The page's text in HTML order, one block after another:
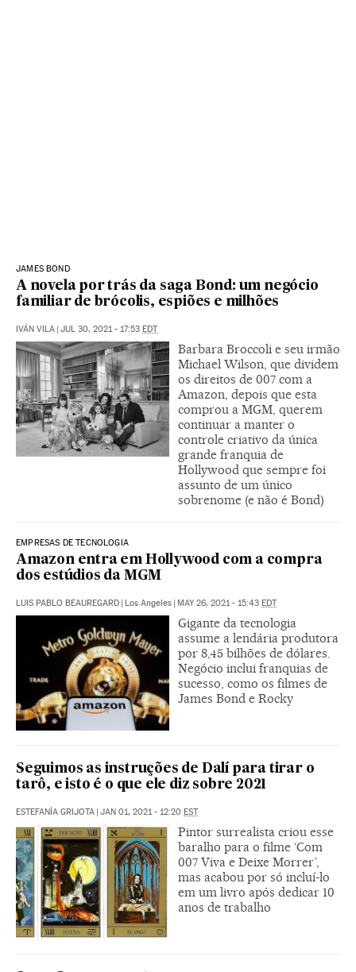
JAMES BOND
A novela por trás da saga Bond: um negócio
familiar de brócolis, espiões e milhões
IVÁN VILA JUL 30, 2021 - 17:53 EDT
Barbara Broccoli e seu irmão
Michael Wilson, que dividem
os direitos de 007 com a
Amazon, depois que esta
comprou a MGM, querem
continuar a manter o
controle criativo da única
grande franquia de
Hollywood que sempre foi
assunto de um único
sobrenome (e não é Bond)
EMPRESAS DE TECNOLOGIA
Amazon entra em Hollywood com a compra
dos estúdios da MGM
LUIS PABLO BEAUREGARD Los Angeles MAY 26, 2021 - 15:43 EDT
Gigante da tecnologia
assume a lendária produtora
por 8,45 bilhões de dólares.
Negócio inclui franquias de
sucesso, como os filmes de
James Bond e Rocky
Seguimos as instruções de Dalí para tirar o
tarô, e isto é o que ele diz sobre 2021
ESTEFANÍA GRIJOTA JAN 01, 2021 - 12:20 EST
Pintor surrealista criou esse
baralho para o filme ‘Com
007 Viva e Deixe Morrer’,
mas acabou por só incluí-lo
em um livro após dedicar 10
anos de trabalho